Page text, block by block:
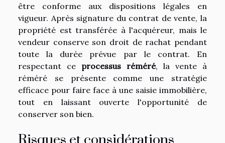
être conforme aux dispositions légales en
vigueur. Après signature du contrat de vente, la
propriété est transférée à l'acquéreur, mais le
vendeur conserve son droit de rachat pendant
toute la durée prévue par le contrat. En
respectant ce processus réméré, la vente à
réméré se présente comme une stratégie
efficace pour faire face à une saisie immobilière,
tout en laissant ouverte l'opportunité de
conserver son bien.